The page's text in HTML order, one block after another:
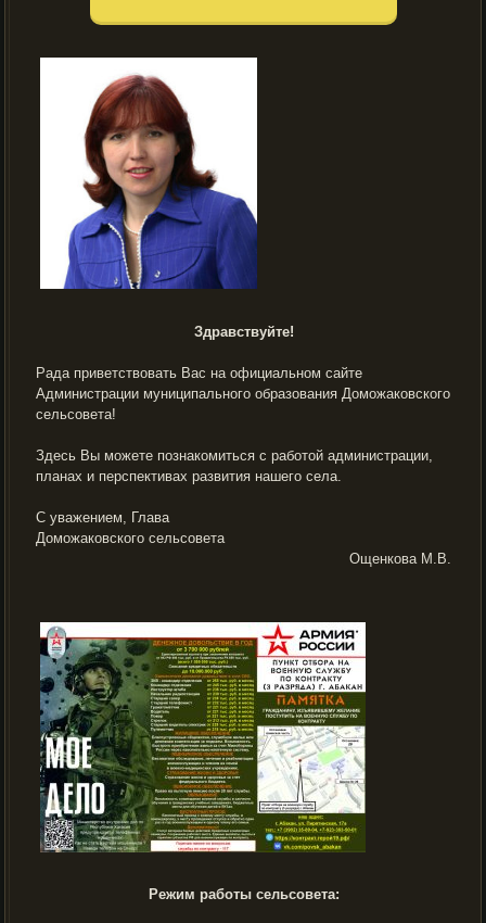
Здравствуйте!
Рада приветствовать Вас на официальном сайте
Администрации муниципального образования Доможаковского
сельсовета!
Здесь Вы можете познакомиться с работой администрации,
планах и перспективах развития нашего села.
С уважением, Глава
Доможаковского сельсовета
Ощенкова М.В.
Режим работы сельсовета: